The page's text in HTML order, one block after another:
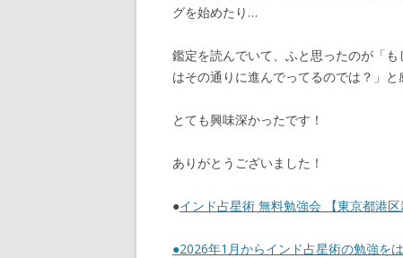
グを始めたり…
鑑定を読んでいて、ふと思ったのが「
はその通りに進んでってるのでは？」と
とても興味深かったです！
ありがとうございました！
●インド占星術 無料勉強会 【東京都港
●2026年1月からインド占星術の勉強を